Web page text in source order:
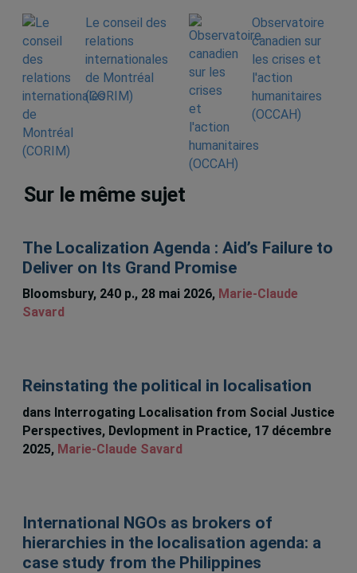
Le conseil des
relations
internationales
de Montréal
(CORIM)
Observatoire
canadien sur
les crises et
l'action
humanitaires
(OCCAH)
Sur le même sujet
The Localization Agenda : Aid’s Failure to
Deliver on Its Grand Promise
Bloomsbury, 240 p., 28 mai 2026, Marie-Claude
Savard
Reinstating the political in localisation
dans Interrogating Localisation from Social Justice
Perspectives, Devlopment in Practice, 17 décembre
2025, Marie-Claude Savard
International NGOs as brokers of
hierarchies in the localisation agenda: a
case study from the Philippines